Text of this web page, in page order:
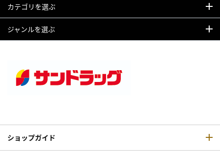
カテゴリを選ぶ
ジャンルを選ぶ
ショップガイド